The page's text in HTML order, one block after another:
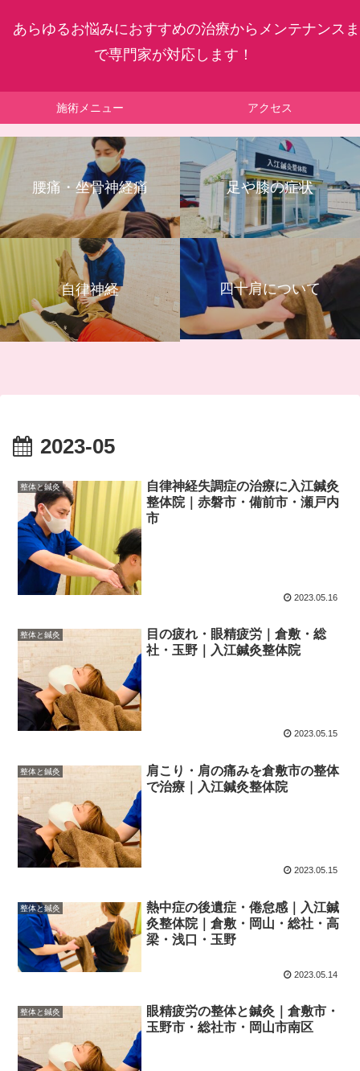
あらゆるお悩みにおすすめの治療からメンテナンスま
で専門家が対応します！
施術メニュー アクセス
腰痛・坐骨神経痛 足や膝の症状
自律神経 四十肩について
2023-05
整体と鍼灸
自律神経失調症の治療に入江鍼灸
整体院｜赤磐市・備前市・瀬戸内
市
2023.05.16
整体と鍼灸
目の疲れ・眼精疲労｜倉敷・総
社・玉野｜入江鍼灸整体院
2023.05.15
整体と鍼灸
肩こり・肩の痛みを倉敷市の整体
で治療｜入江鍼灸整体院
2023.05.15
整体と鍼灸
熱中症の後遺症・倦怠感｜入江鍼
灸整体院｜倉敷・岡山・総社・高
梁・浅口・玉野
2023.05.14
整体と鍼灸
眼精疲労の整体と鍼灸｜倉敷市・
玉野市・総社市・岡山市南区